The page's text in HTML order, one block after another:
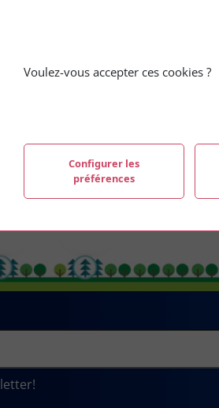
Réseau
En savoir plus
La
Voulez-vous accepter ces cookies ?
Configurer les
préférences